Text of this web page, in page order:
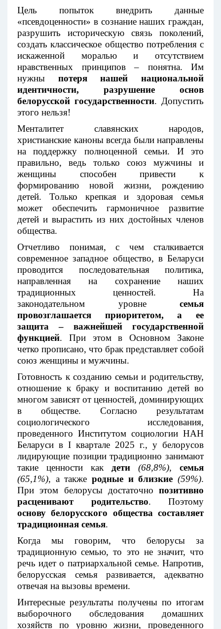
Цель попыток внедрить данные
«псевдоценности» в сознание наших граждан,
разрушить историческую связь поколений,
создать классическое общество потребления с
искаженной моралью и отсутствием
нравственных принципов – понятна. Им
нужны потеря нашей национальной
идентичности, разрушение основ
белорусской государственности. Допустить
этого нельзя!
Менталитет славянских народов,
христианские каноны всегда были направлены
на поддержку полноценной семьи. И это
правильно, ведь только союз мужчины и
женщины способен привести к
формированию новой жизни, рождению
детей. Только крепкая и здоровая семья
может обеспечить гармоничное развитие
детей и вырастить из них достойных членов
общества.
Отчетливо понимая, с чем сталкивается
современное западное общество, в Беларуси
проводится последовательная политика,
направленная на сохранение наших
традиционных ценностей. На
законодательном уровне семья
провозглашается приоритетом, а ее
защита – важнейшей государственной
функцией. При этом в Основном Законе
четко прописано, что брак представляет собой
союз женщины и мужчины.
Готовность к созданию семьи и родительству,
отношение к браку и воспитанию детей во
многом зависят от ценностей, доминирующих
в обществе. Согласно результатам
социологического исследования,
проведенного Институтом социологии НАН
Беларуси в I квартале 2025 г., у белорусов
лидирующие позиции традиционно занимают
такие ценности как дети (68,8%), семья
(65,1%), а также родные и близкие (59%).
При этом белорусы достаточно позитивно
расценивают родительство. Поэтому
основу белорусского общества составляет
традиционная семья.
Когда мы говорим, что белорусы за
традиционную семью, то это не значит, что
речь идет о патриархальной семье. Напротив,
белорусская семья развивается, адекватно
отвечая на вызовы времени.
Интересные результаты получены по итогам
выборочного обследования домашних
хозяйств по уровню жизни, проведенного